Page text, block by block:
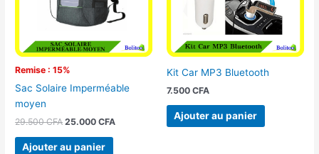
Remise : 15%
Sac Solaire Imperméable
moyen
29.500CFA 25.000CFA
Ajouter au panier
Kit Car MP3 Bluetooth
7.500 CFA
Ajouter au panier